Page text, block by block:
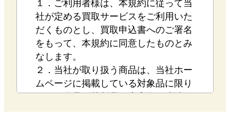
１．ご利用者様は、本規約に従って当
社が定める買取サービスをご利用いた
だくものとし、買取申込書へのご署名
をもって、本規約に同意したものとみ
なします。
２．当社が取り扱う商品は、当社ホー
ムページに掲載している対象品に限り
手段で入手したものなどはお取り扱い